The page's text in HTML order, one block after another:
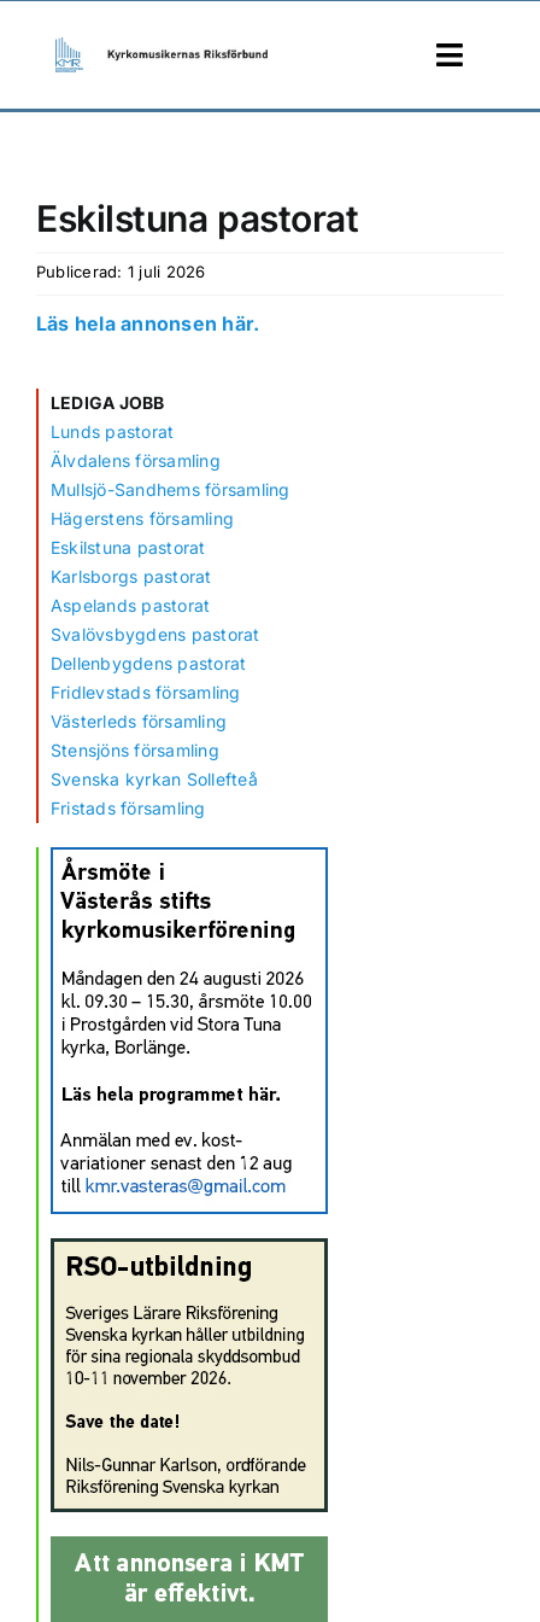
content
Toggle
MEDLEM
Eskilstuna pastorat
Publicerad: 1 juli 2026
Läs hela annonsen här.
LEDIGA JOBB
Lunds pastorat
Älvdalens församling
Mullsjö-Sandhems församling
Hägerstens församling
Eskilstuna pastorat
Karlsborgs pastorat
Aspelands pastorat
Svalövsbygdens pastorat
Dellenbygdens pastorat
Fridlevstads församling
Västerleds församling
Stensjöns församling
Svenska kyrkan Sollefteå
Fristads församling